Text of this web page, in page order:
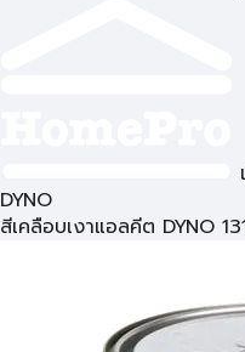
DYNO
สีเคลือบเงาแอลคีต DYNO